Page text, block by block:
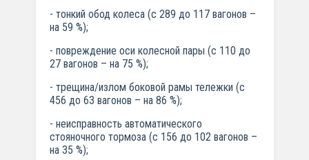
- тонкий обод колеса (с 289 до 117 вагонов –
на 59 %);
- повреждение оси колесной пары (с 110 до
27 вагонов – на 75 %);
- трещина/излом боковой рамы тележки (с
456 до 63 вагонов – на 86 %);
- неисправность автоматического
стояночного тормоза (с 156 до 102 вагонов –
на 35 %);